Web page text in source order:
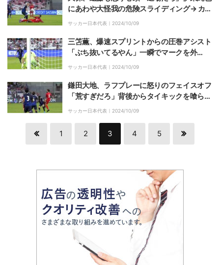
にあわや大怪我の危険スライディング→ カニ
ばさみで追撃する悪質ラフプレーに「怪我さ
サッカー日本代表｜ 2024/10/09
三笘薫、爆速スプリントからの圧巻アシスト
「ぶち抜いてるやん」一瞬でマークを外
す“急加速”ぶち抜きフリーランが話題沸騰
サッカー日本代表｜ 2024/10/09
鎌田大地、ラフプレーに怒りのフェイスオフ
「荒すぎだろ」背後からタイキックを喰らっ
て悶絶転倒の瞬間「蹴ってたぞ」
サッカー日本代表｜ 2024/10/09
1 2 3 4 5